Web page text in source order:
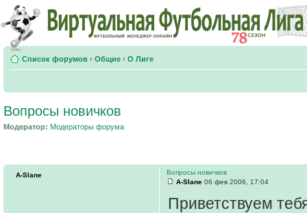
Список форумов ‹ Общие ‹ О Лиге
Вопросы новичков
Модератор: Модераторы форума
Вопросы новичков
A-Slane 06 фев 2006, 17:04
Приветствуем
A-Slane